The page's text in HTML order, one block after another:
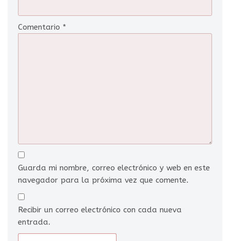
Comentario *
Guarda mi nombre, correo electrónico y web en este
navegador para la próxima vez que comente.
Recibir un correo electrónico con cada nueva
entrada.